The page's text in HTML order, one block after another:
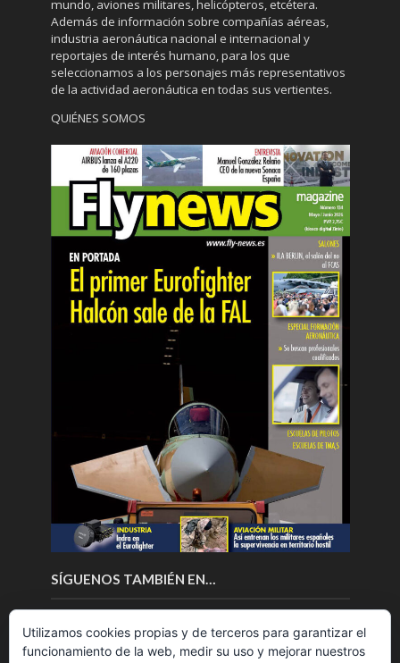
mundo, aviones militares, helicópteros, etcétera.
Además de información sobre compañías aéreas,
industria aeronáutica nacional e internacional y
reportajes de interés humano, para los que
seleccionamos a los personajes más representativos
de la actividad aeronáutica en todas sus vertientes.
QUIÉNES SOMOS
SÍGUENOS TAMBIÉN EN…
Utilizamos cookies propias y de terceros para garantizar el
funcionamiento de la web, medir su uso y mejorar nuestros